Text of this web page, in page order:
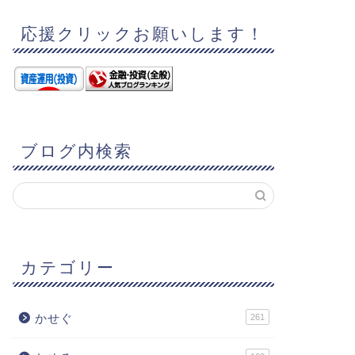
応援クリックお願いします！
ブログ内検索
カテゴリー
かせぐ 261